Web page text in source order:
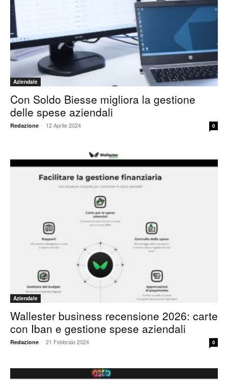
Aziendale
Con Soldo Biesse migliora la gestione
delle spese aziendali
Redazione - 12 Aprile 2024 0
Aziendale
Wallester business recensione 2026: carte
con Iban e gestione spese aziendali
Redazione - 21 Febbraio 2024 0